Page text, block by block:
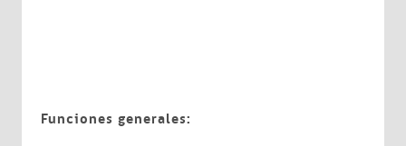
Funciones generales: